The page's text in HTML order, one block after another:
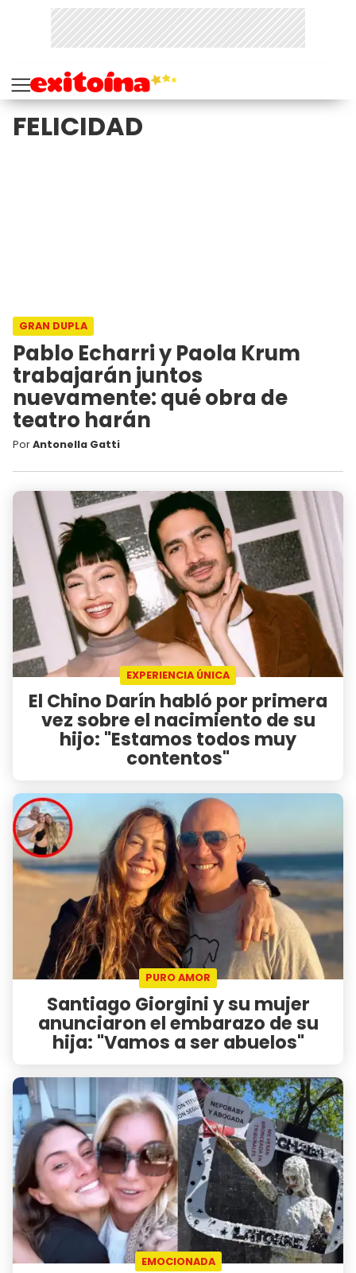
FELICIDAD
GRAN DUPLA
Pablo Echarri y Paola Krum
trabajarán juntos
nuevamente: qué obra de
teatro harán
PorAntonella Gatti
EXPERIENCIA ÚNICA
El Chino Darín habló por primera
vez sobre el nacimiento de su
hijo: "Estamos todos muy
contentos"
PURO AMOR
Santiago Giorgini y su mujer
anunciaron el embarazo de su
hija: "Vamos a ser abuelos"
EMOCIONADA